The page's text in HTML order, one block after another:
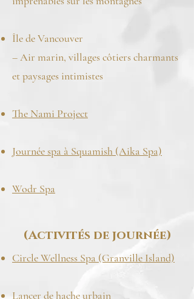
Île de Vancouver
– Air marin, villages côtiers charmants
et paysages intimistes
The Nami Project
Journée spa à Squamish (Aika Spa)
Wodr Spa
(Activités de journée)
Circle Wellness Spa (Granville Island)
Lancer de hache urbain